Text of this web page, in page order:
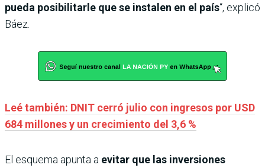
pueda posibilitarle que se instalen en el país“, explicó
Báez.
Leé también: DNIT cerró julio con ingresos por USD
684 millones y un crecimiento del 3,6 %
El esquema apunta a evitar que las inversiones